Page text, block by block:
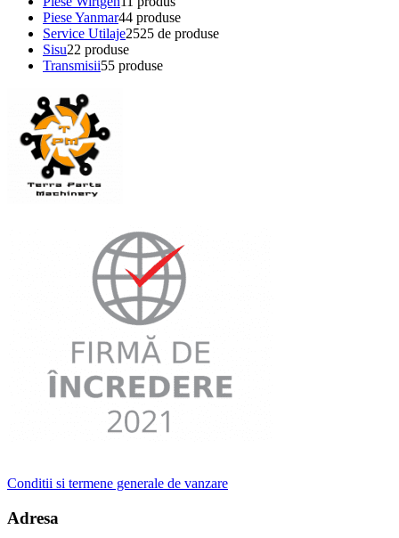
Piese Yanmar44 produse
Service Utilaje2525 de produse
Sisu22 produse
Transmisii55 produse
Conditii si termene generale de vanzare
Adresa